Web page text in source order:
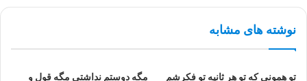
نوشته های مشابه
تو همونی که تو هر ثانیه تو فکرشم
مگه دوستم نداشتی مگه قول و